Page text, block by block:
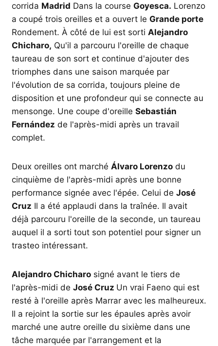
corrida Madrid Dans la course Goyesca. Lorenzo
a coupé trois oreilles et a ouvert le Grande porte
Rondement. À côté de lui est sorti Alejandro
Chicharo, Qu'il a parcouru l'oreille de chaque
taureau de son sort et continue d'ajouter des
triomphes dans une saison marquée par
l'évolution de sa corrida, toujours pleine de
disposition et une profondeur qui se connecte au
mensonge. Une coupe d'oreille Sebastián
Fernández de l'après-midi après un travail
complet.
Deux oreilles ont marché Álvaro Lorenzo du
cinquième de l'après-midi après une bonne
performance signée avec l'épée. Celui de José
Cruz Il a été applaudi dans la traînée. Il avait
déjà parcouru l'oreille de la seconde, un taureau
auquel il a sorti tout son potentiel pour signer un
trasteo intéressant.
Alejandro Chicharo signé avant le tiers de
l'après-midi de José Cruz Un vrai Faeno qui est
resté à l'oreille après Marrar avec les malheureux.
Il a rejoint la sortie sur les épaules après avoir
marché une autre oreille du sixième dans une
tâche marquée par l'arrangement et la